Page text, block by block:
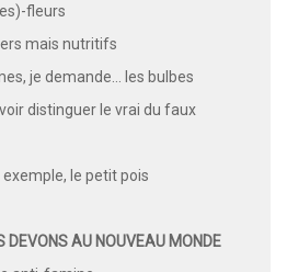
fleurs
mais nutritifs
je demande… les bulbes
distinguer le vrai du faux
exemple, le petit pois
DEVONS AU NOUVEAU MONDE